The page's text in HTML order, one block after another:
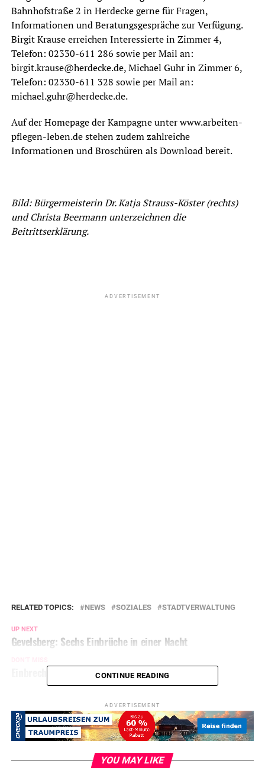
Bahnhofstraße 2 in Herdecke gerne für Fragen,
Informationen und Beratungsgespräche zur Verfügung.
Birgit Krause erreichen Interessierte in Zimmer 4,
Telefon: 02330-611 286 sowie per Mail an:
birgit.krause@herdecke.de, Michael Guhr in Zimmer 6,
Telefon: 02330-611 328 sowie per Mail an:
michael.guhr@herdecke.de.
Auf der Homepage der Kampagne unter www.arbeiten-
pflegen-leben.de stehen zudem zahlreiche
Informationen und Broschüren als Download bereit.
Bild: Bürgermeisterin Dr. Katja Strauss-Köster (rechts)
und Christa Beermann unterzeichnen die
Beitrittserklärung.
ADVERTISEMENT
RELATED TOPICS: NEWS SOZIALES STADTVERWALTUNG
UP NEXT
Gevelsberg: Sechs Einbrüche in einer Nacht
Einbrecherbande in Hagen festgenommen
CONTINUE READING
ADVERTISEMENT
YOU MAY LIKE